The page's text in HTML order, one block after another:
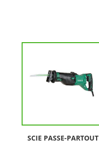
SCIE PASSE-PARTOUT